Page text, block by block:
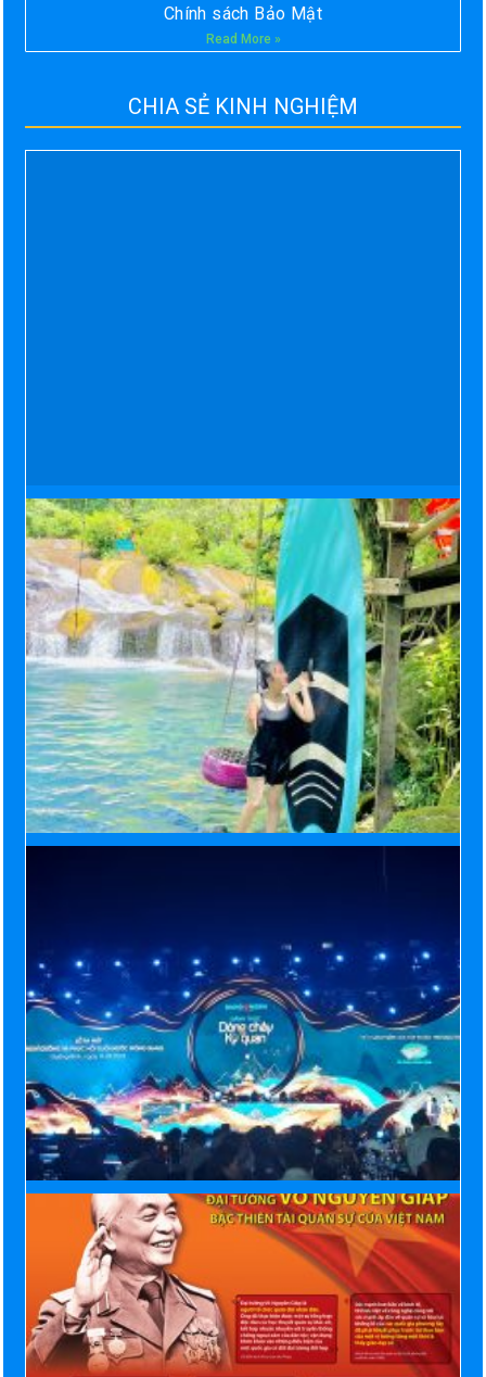
Chính sách Bảo Mật
Read More »
CHIA SẺ KINH NGHIỆM